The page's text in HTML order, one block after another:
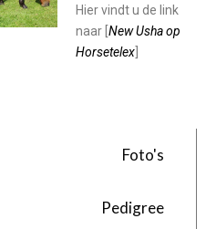
Foto's
Pedigree
Hier vindt u de link
naar [New Usha op
Horsetelex